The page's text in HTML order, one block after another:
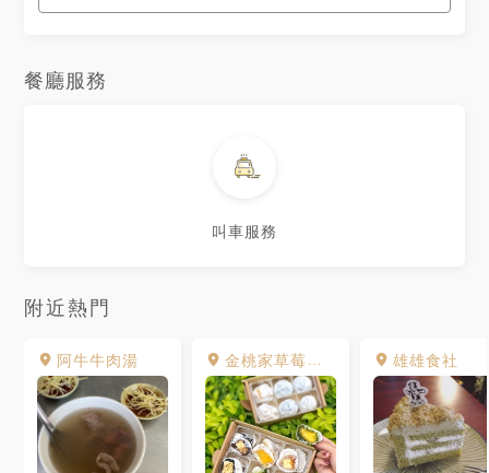
餐廳服務
叫車服務
附近熱門
阿牛牛肉湯 金桃家草莓大福 雄雄食社